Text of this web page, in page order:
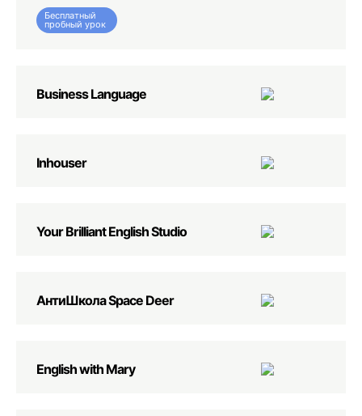
Бесплатный
пробный урок
Business Language
Inhouser
Your Brilliant English Studio
АнтиШкола Space Deer
English with Mary